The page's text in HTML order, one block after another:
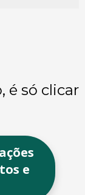
é só clicar
e